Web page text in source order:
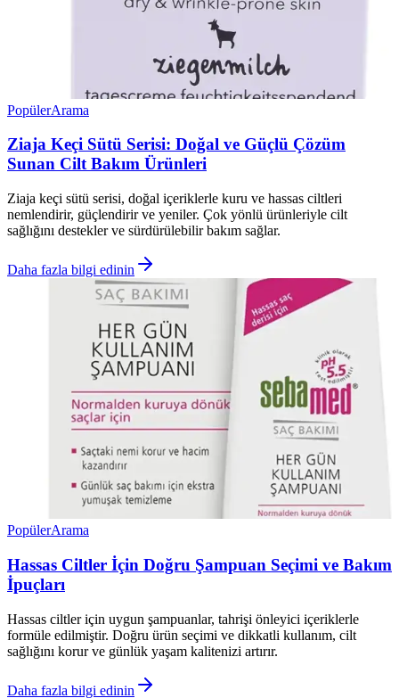
PopülerArama
Ziaja Keçi Sütü Serisi: Doğal ve Güçlü Çözüm
Sunan Cilt Bakım Ürünleri
Ziaja keçi sütü serisi, doğal içeriklerle kuru ve hassas ciltleri
nemlendirir, güçlendirir ve yeniler. Çok yönlü ürünleriyle cilt
sağlığını destekler ve sürdürülebilir bakım sağlar.
Daha fazla bilgi edinin
PopülerArama
Hassas Ciltler İçin Doğru Şampuan Seçimi ve Bakım
İpuçları
Hassas ciltler için uygun şampuanlar, tahrişi önleyici içeriklerle
formüle edilmiştir. Doğru ürün seçimi ve dikkatli kullanım, cilt
sağlığını korur ve günlük yaşam kalitenizi artırır.
Daha fazla bilgi edinin